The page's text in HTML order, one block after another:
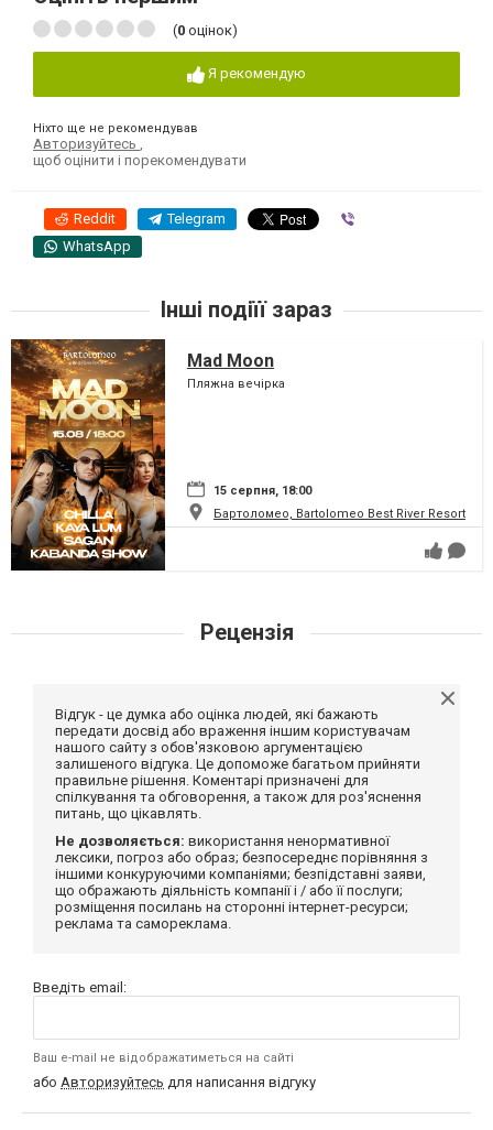
(0 оцінок)
Я рекомендую
Ніхто ще не рекомендував
Авторизуйтесь
щоб оцінити і порекомендувати
Reddit Telegram
WhatsApp
Інші подіїї зараз
Mad Moon
Пляжна вечірка
15 серпня, 18:00
Бартоломео, Bartolomeo Best River Resort
Рецензія
Відгук - це думка або оцінка людей, які бажають
передати досвід або враження іншим користувачам
нашого сайту з обов'язковою аргументацією
залишеного відгука. Це допоможе багатьом прийняти
правильне рішення. Коментарі призначені для
спілкування та обговорення, а також для роз'яснення
питань, що цікавлять.
Не дозволяється: використання ненормативної
лексики, погроз або образ; безпосереднє порівняння з
іншими конкуруючими компаніями; безпідставні заяви,
що ображають діяльність компанії і / або її послуги;
розміщення посилань на сторонні інтернет-ресурси;
реклама та самореклама.
Введіть email:
Ваш e-mail не відображатиметься на сайті
або Авторизуйтесь для написання відгуку